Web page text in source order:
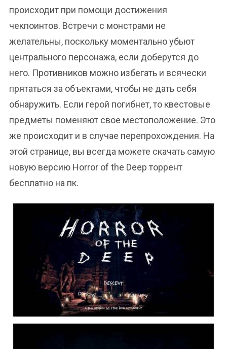
происходит при помощи достижения
чекпоинтов. Встречи с монстрами не
желательны, поскольку моментально убьют
центрального персонажа, если доберутся до
него. Противников можно избегать и всячески
прятаться за объектами, чтобы не дать себя
обнаружить. Если герой погибнет, то квестовые
предметы поменяют свое местоположение. Это
же происходит и в случае перепрохождения. На
этой странице, вы всегда можете скачать самую
новую версию Horror of the Deep торрент
бесплатно на пк.